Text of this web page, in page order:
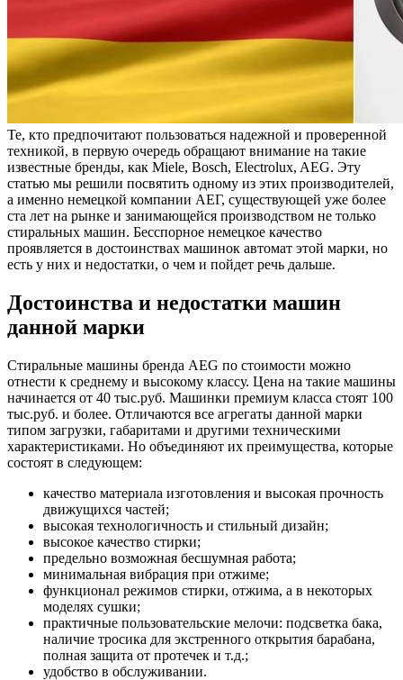
Те, кто предпочитают пользоваться надежной и проверенной
техникой, в первую очередь обращают внимание на такие
известные бренды, как Miele, Bosch, Electrolux, AEG. Эту
статью мы решили посвятить одному из этих производителей,
а именно немецкой компании АЕГ, существующей уже более
ста лет на рынке и занимающейся производством не только
стиральных машин. Бесспорное немецкое качество
проявляется в достоинствах машинок автомат этой марки, но
есть у них и недостатки, о чем и пойдет речь дальше.
Достоинства и недостатки машин
данной марки
Стиральные машины бренда AEG по стоимости можно
отнести к среднему и высокому классу. Цена на такие машины
начинается от 40 тыс.руб. Машинки премиум класса стоят 100
тыс.руб. и более. Отличаются все агрегаты данной марки
типом загрузки, габаритами и другими техническими
характеристиками. Но объединяют их преимущества, которые
состоят в следующем:
качество материала изготовления и высокая прочность
движущихся частей;
высокая технологичность и стильный дизайн;
высокое качество стирки;
предельно возможная бесшумная работа;
минимальная вибрация при отжиме;
функционал режимов стирки, отжима, а в некоторых
моделях сушки;
практичные пользовательские мелочи: подсветка бака,
наличие тросика для экстренного открытия барабана,
полная защита от протечек и т.д.;
удобство в обслуживании.